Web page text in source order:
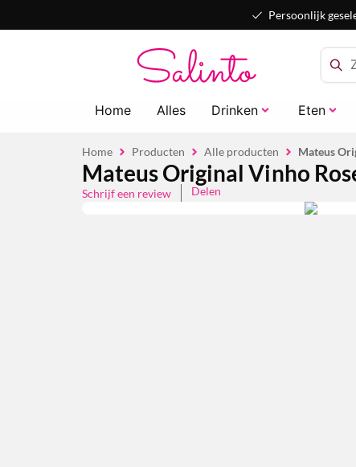
Persoonlijk
Home Alles Drinken Eten
Home Producten Alle producten Mateus
Mateus Original Vinho
Schrijf een review Delen